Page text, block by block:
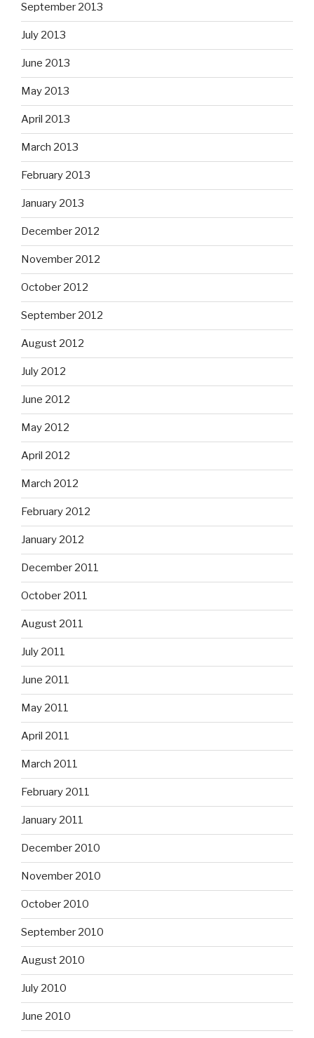
September 2013
July 2013
June 2013
May 2013
April 2013
March 2013
February 2013
January 2013
December 2012
November 2012
October 2012
September 2012
August 2012
July 2012
June 2012
May 2012
April 2012
March 2012
February 2012
January 2012
December 2011
October 2011
August 2011
July 2011
June 2011
May 2011
April 2011
March 2011
February 2011
January 2011
December 2010
November 2010
October 2010
September 2010
August 2010
July 2010
June 2010